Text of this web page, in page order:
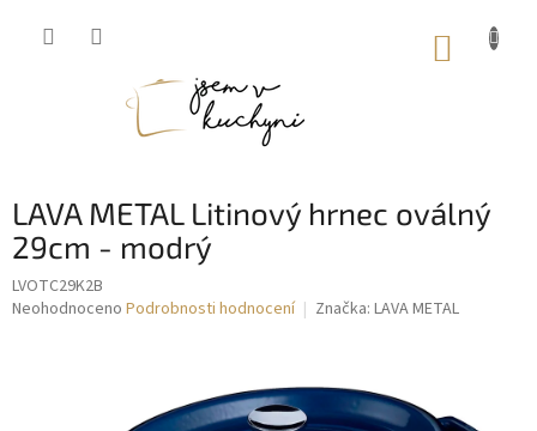
LAVA METAL Litinový hrnec oválný
29cm - modrý
LVOTC29K2B
Průměrné
Neohodnoceno Podrobnosti hodnocení Značka: LAVA METAL